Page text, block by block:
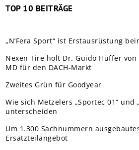
TOP 10 BEITRÄGE
„N’Fera Sport“ ist Erstausrüstung
Nexen Tire holt Dr. Guido Hüffer von
MD für den DACH-Markt
Zweites Grün für Goodyear
Wie sich Metzelers „Sportec 01“ und
unterscheiden
Um 1.300 Sachnummern
Ersatzteilangebot